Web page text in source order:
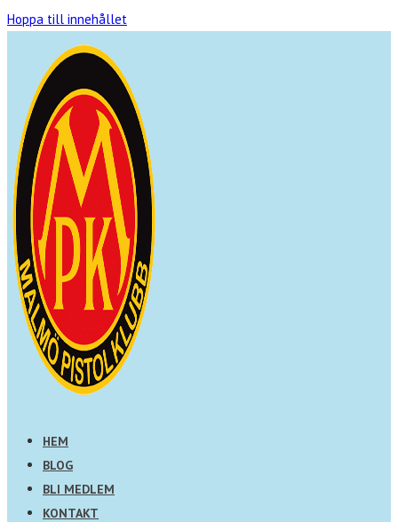
Hoppa till innehållet
HEM
BLOG
BLI MEDLEM
KONTAKT